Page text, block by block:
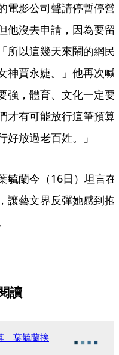
電影公司聲請停暫停營
他沒去申請，因為要留
所以這幾天來鬧的網民
神賈永婕。」他再次喊
強，體育、文化一定要
才有可能放行這筆預算
放過老百姓。」
毓蘭今（16日）坦言在
讓藝文界反彈她感到抱
讀
葉毓蘭挨